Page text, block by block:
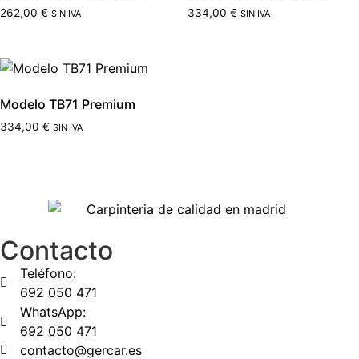
262,00 € SIN IVA 334,00 € SIN IVA
Modelo TB71 Premium
334,00 € SIN IVA
Contacto
Teléfono:
692 050 471
WhatsApp:
692 050 471
contacto@gercar.es